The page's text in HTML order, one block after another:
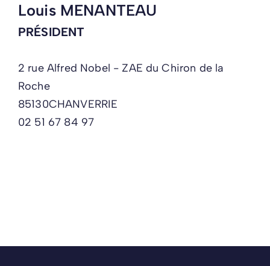
Louis MENANTEAU
PRÉSIDENT
2 rue Alfred Nobel - ZAE du Chiron de la
Roche
85130CHANVERRIE
02 51 67 84 97